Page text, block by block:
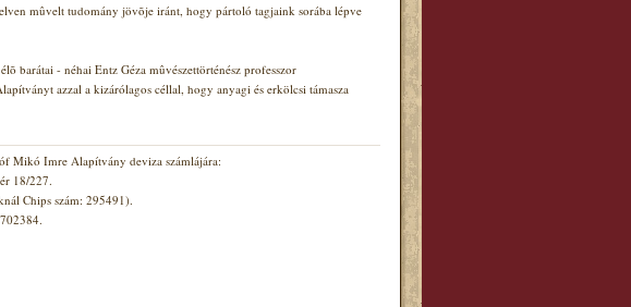
mûvelt tudomány jövõje iránt, hogy pártoló tagjaink sorába lépve
barátai - néhai Entz Géza mûvészettörténész professzor
azzal a kizárólagos céllal, hogy anyagi és erkölcsi támasza
Mikó Imre Alapítvány deviza számlájára:
18/227.
Chips szám: 295491).